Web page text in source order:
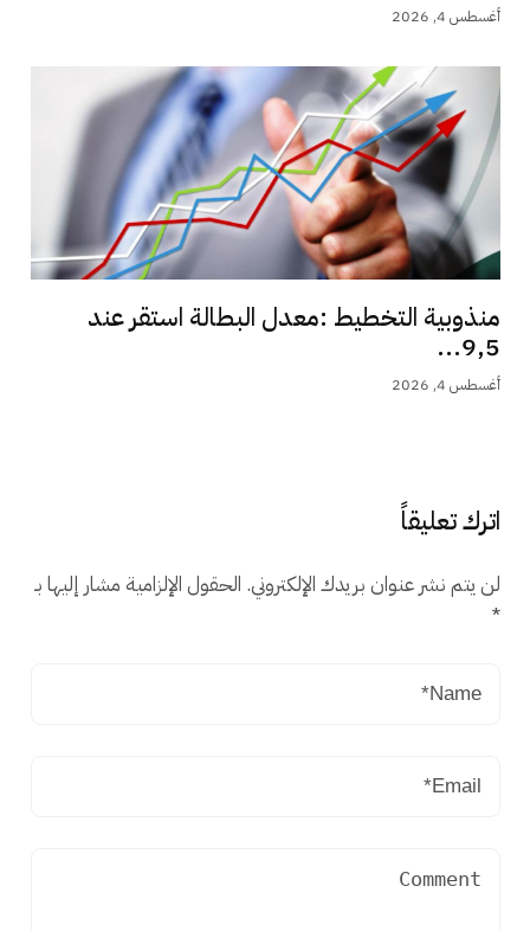
أغسطس 4, 2026
منذوبية التخطيط :معدل البطالة استقر عند
9,5...
أغسطس 4, 2026
اترك تعليقاً
لن يتم نشر عنوان بريدك الإلكتروني. الحقول الإلزامية مشار إليها بـ
*